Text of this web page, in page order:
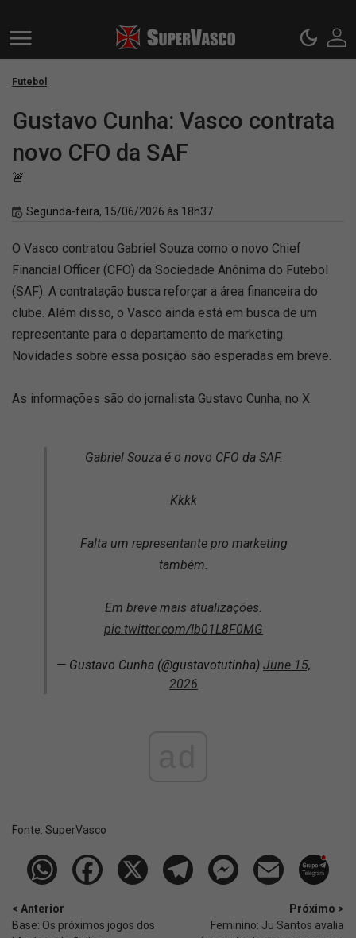
Futebol
Gustavo Cunha: Vasco contrata
novo CFO da SAF
🚨
Segunda-feira, 15/06/2026 às 18h37
O Vasco contratou Gabriel Souza como o novo Chief
Financial Officer (CFO) da Sociedade Anônima do Futebol
(SAF). A contratação busca reforçar a área financeira do
clube. Além disso, o Vasco ainda está em busca de um
representante para o departamento de marketing.
Novidades sobre essa posição são esperadas em breve.
As informações são do jornalista Gustavo Cunha, no X.
Gabriel Souza é o novo CFO da SAF.
Kkkk
Falta um representante pro marketing
também.
Em breve mais atualizações.
pic.twitter.com/Ib01L8F0MG
— Gustavo Cunha (@gustavotutinha) June 15,
2026
Fonte: SuperVasco‎‎‎‎‎‎
< Anterior
Base: Os próximos jogos dos
Próximo >
Feminino: Ju Santos avalia